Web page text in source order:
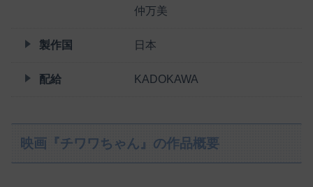
仲万美
製作国 日本
配給 KADOKAWA
映画『チワワちゃん』の作品概要